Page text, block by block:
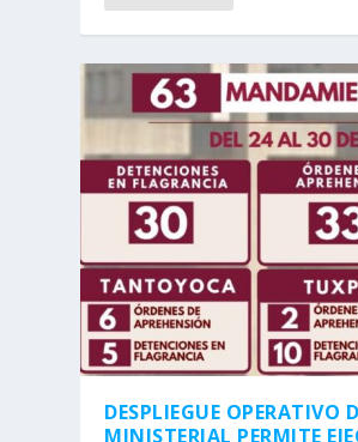
DESPLIEGUE OPERATIVO
MINISTERIAL PERMITE